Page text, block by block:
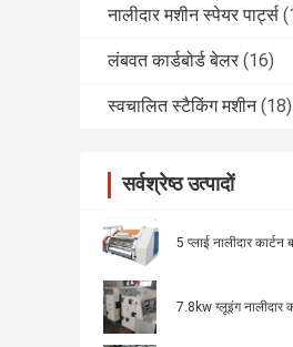
नालीदार मशीन स्पेयर पार्ट्स
लंबवत कार्डबोर्ड बेलर (16)
स्वचालित स्टैकिंग मशीन (18)
सर्वश्रेष्ठ उत्पादों
5 प्लाई नालीदार
7.8kw ग्लूइंग नालीदार